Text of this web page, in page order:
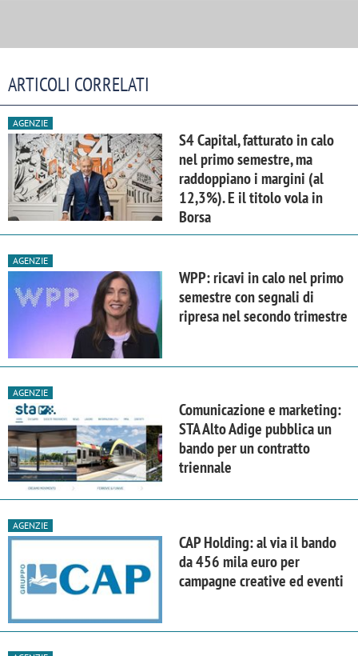
ARTICOLI CORRELATI
AGENZIE
S4 Capital, fatturato in calo
nel primo semestre, ma
raddoppiano i margini (al
12,3%). E il titolo vola in
Borsa
AGENZIE
WPP: ricavi in calo nel primo
semestre con segnali di
ripresa nel secondo trimestre
AGENZIE
Comunicazione e marketing:
STA Alto Adige pubblica un
bando per un contratto
triennale
AGENZIE
CAP Holding: al via il bando
da 456 mila euro per
campagne creative ed eventi